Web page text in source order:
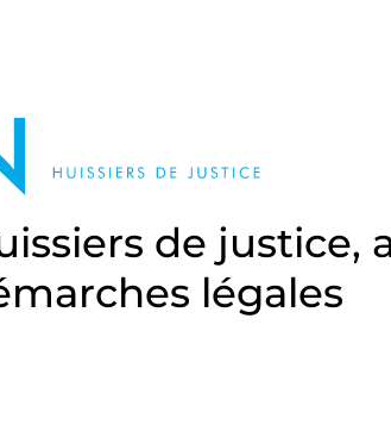
de justice,
légales